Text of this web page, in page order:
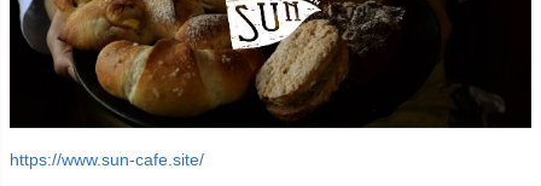
https://www.sun-cafe.site/